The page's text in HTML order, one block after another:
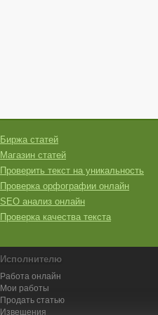
Биржа статей
Магазин статей
Проверить текст на уникальность
Проверка орфографии онлайн
SEO анализ онлайн
Проверка качества текста
Исполнителю
Работа онлайн
Мои работы
Продать статью
Извещения